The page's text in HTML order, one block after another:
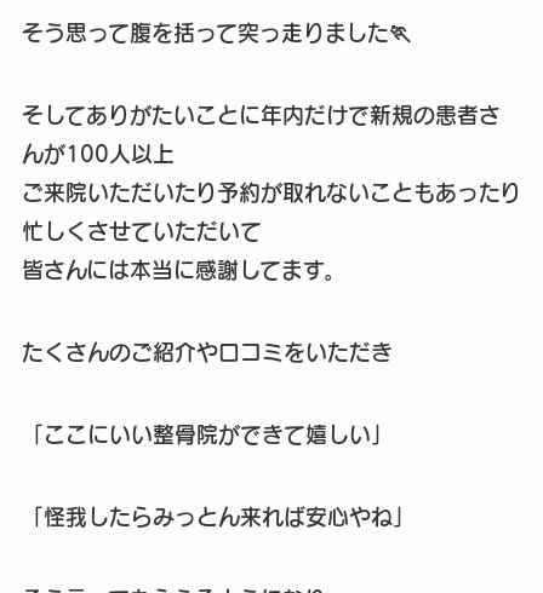
そう思って腹を括って突っ走りました🏃
そしてありがたいことに年内だけで新規の患者さ
んが100人以上
ご来院いただいたり予約が取れないこともあったり
忙しくさせていただいて
皆さんには本当に感謝してます。
たくさんのご紹介や口コミをいただき
「ここにいい整骨院ができて嬉しい」
「怪我したらみっとん来れば安心やね」